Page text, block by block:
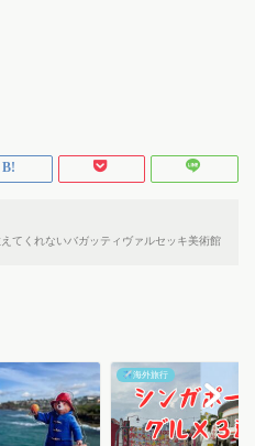
てくれないバガッティヴァルセッキ美術館
海外旅行